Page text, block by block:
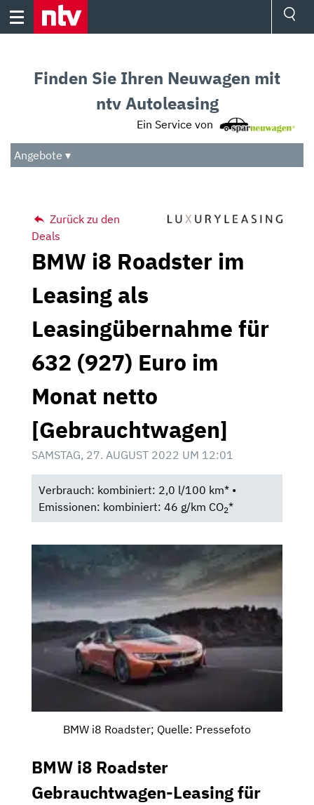
Skip
Audio
Das Beste
Finden Sie Ihren Neuwagen mit
ntv Autoleasing
Ein Service von
Angebote ▾
Zurück zu den
Deals
BMW i8 Roadster im
Leasing als
Leasingübernahme für
632 (927) Euro im
Monat netto
[Gebrauchtwagen]
SAMSTAG, 27. AUGUST 2022 UM 12:01
Verbrauch: kombiniert: 2,0 l/100 km* •
Emissionen: kombiniert: 46 g/km CO2*
BMW i8 Roadster; Quelle: Pressefoto
BMW i8 Roadster
Gebrauchtwagen-Leasing für